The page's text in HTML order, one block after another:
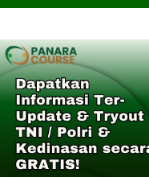
dialek terkait,
timur Pulau
dari nama Angles.
Jerman). Bahasa
Inggris pada abad